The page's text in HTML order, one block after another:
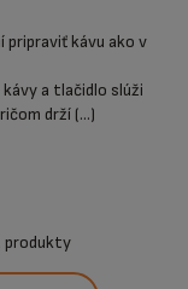
kávu ako v
a tlačidlo slúži
drží (...)
produkty